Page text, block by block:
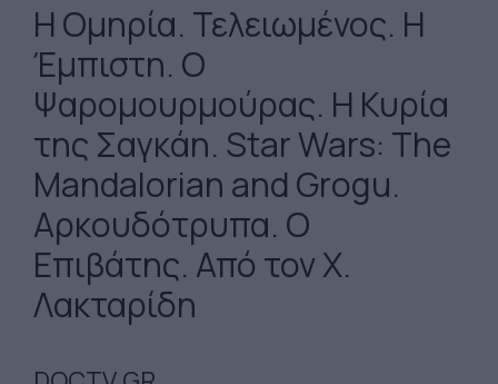
Η Ομηρία. Τελειωμένος. Η
Έμπιστη. Ο
Ψαρομουρμούρας. Η Κυρία
της Σαγκάη. Star Wars: The
Mandalorian and Grogu.
Αρκουδότρυπα. Ο
Επιβάτης. Από τον Χ.
Λακταρίδη